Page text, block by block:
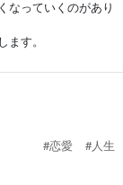
なっていくのがあり
す。
#恋愛
#人生